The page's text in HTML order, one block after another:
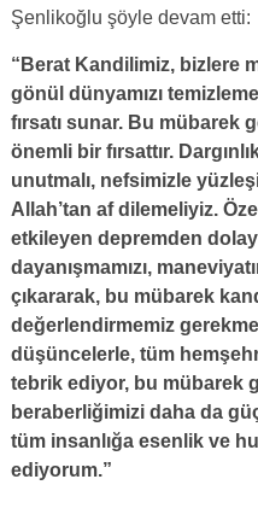
Şenlikoğlu şöyle devam etti:
“Berat Kandilimiz, bizlere
gönül dünyamızı
fırsatı sunar. Bu mübarek
önemli bir fırsattır.
unutmalı, nefsimizle
Allah’tan af dilemeliyiz.
etkileyen depremden
dayanışmamızı,
çıkararak, bu mübarek
değerlendirmemiz
düşüncelerle, tüm
tebrik ediyor, bu mübarek
beraberliğimizi daha da
tüm insanlığa esenlik ve
ediyorum.”